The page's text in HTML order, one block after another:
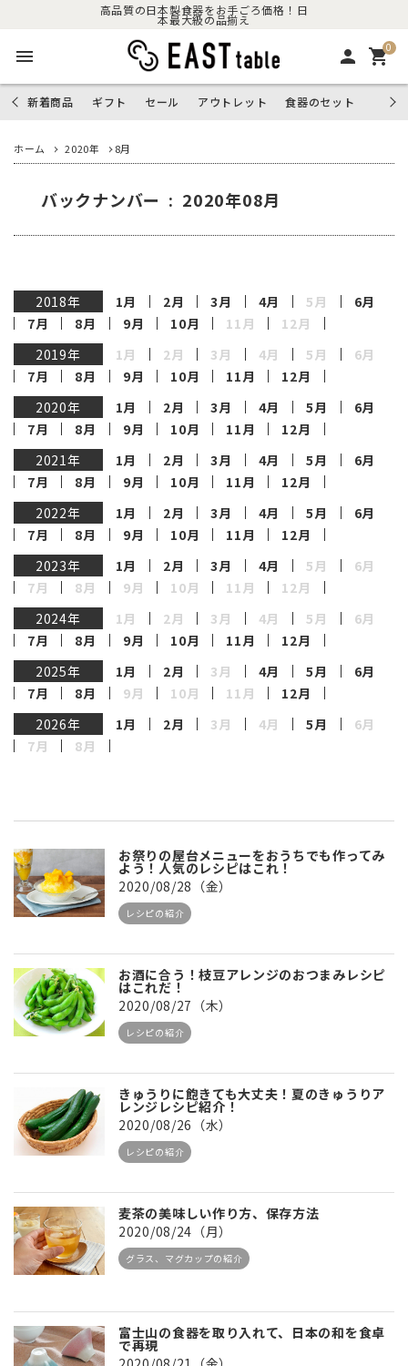
高品質の日本製食器をお手ごろ価格！日
本最大級の品揃え
menu person 0
shopping_cart
新着商品 ギフト セール アウトレット 食器のセット
ホーム 2020年 8月
バックナンバー : 2020年08月
2018年 1月 2月 3月 4月 5月
6月
7月
8月 9月 10月 11月
12月
2019年
1月 2月 3月 4月 5月
6月
7月
8月 9月 10月 11月
12月
2020年
1月 2月 3月 4月 5月
6月
7月
8月 9月 10月 11月
12月
2021年
1月 2月 3月 4月 5月
6月
7月
8月 9月 10月 11月
12月
2022年
1月 2月 3月 4月 5月
6月
7月
8月 9月 10月 11月
12月
2023年
1月 2月 3月 4月 5月
6月
7月
8月 9月 10月 11月
12月
2024年
1月 2月 3月 4月 5月
6月
7月
8月 9月 10月 11月
12月
2025年
1月 2月 3月 4月 5月
6月
7月
8月 9月 10月 11月
12月
2026年
1月 2月 3月 4月 5月
6月
7月
8月
お祭りの屋台メニューをおうちでも作ってみ
よう！人気のレシピはこれ！
2020/08/28（金）
レシピの紹介
お酒に合う！枝豆アレンジのおつまみレシピ
はこれだ！
2020/08/27（木）
レシピの紹介
きゅうりに飽きても大丈夫！夏のきゅうりア
レンジレシピ紹介！
2020/08/26（水）
レシピの紹介
麦茶の美味しい作り方、保存方法
2020/08/24（月）
グラス、マグカップの紹介
富士山の食器を取り入れて、日本の和を食卓
で再現